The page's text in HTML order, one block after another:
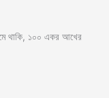
থাকি, ১০০ একর আখের